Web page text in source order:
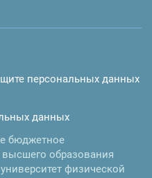
персональных данных
данных
бюджетное
образования
физической